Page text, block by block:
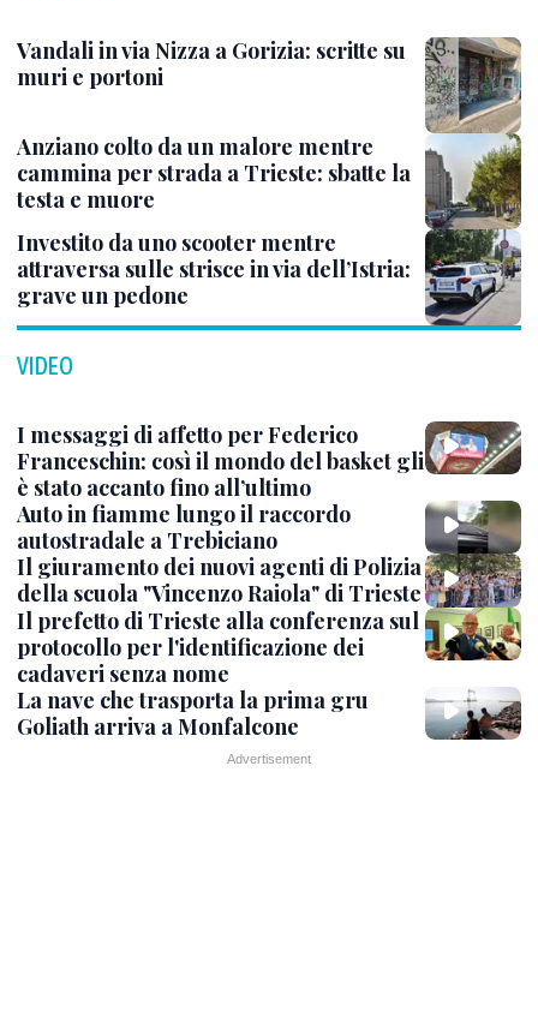
Vandali in via Nizza a Gorizia: scritte su
muri e portoni
Anziano colto da un malore mentre
cammina per strada a Trieste: sbatte la
testa e muore
Investito da uno scooter mentre
attraversa sulle strisce in via dell’Istria:
grave un pedone
VIDEO
I messaggi di affetto per Federico
Franceschin: così il mondo del basket gli
è stato accanto fino all’ultimo
Auto in fiamme lungo il raccordo
autostradale a Trebiciano
Il giuramento dei nuovi agenti di Polizia
della scuola "Vincenzo Raiola" di Trieste
Il prefetto di Trieste alla conferenza sul
protocollo per l'identificazione dei
cadaveri senza nome
La nave che trasporta la prima gru
Goliath arriva a Monfalcone